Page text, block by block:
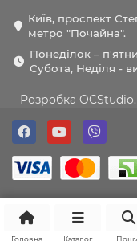
Київ, проспект
метро "Почайна".
Понеділок –
Субота, Неділя -
Розробка
Головна Каталог